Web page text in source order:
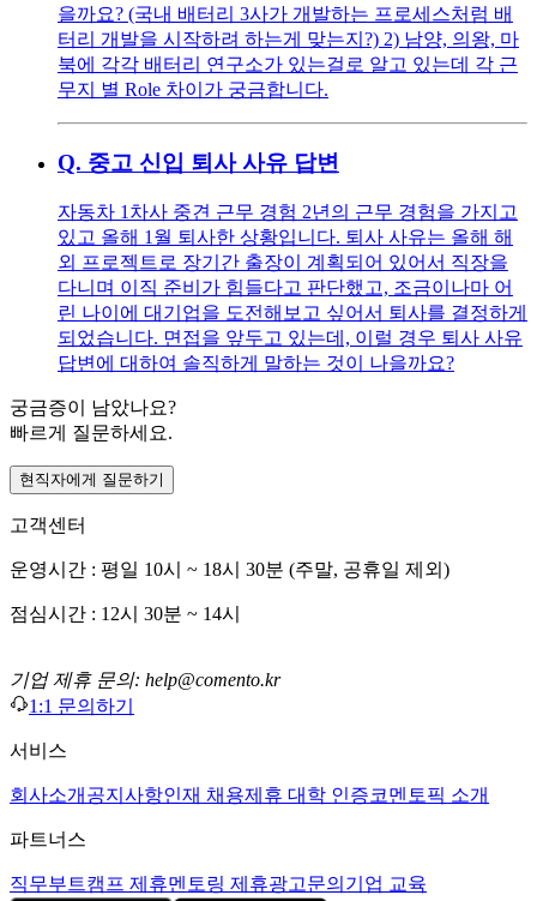
을까요? (국내 배터리 3사가 개발하는 프로세스처럼 배
터리 개발을 시작하려 하는게 맞는지?) 2) 남양, 의왕, 마
북에 각각 배터리 연구소가 있는걸로 알고 있는데 각 근
무지 별 Role 차이가 궁금합니다.
Q. 중고 신입 퇴사 사유 답변
자동차 1차사 중견 근무 경험 2년의 근무 경험을 가지고
있고 올해 1월 퇴사한 상황입니다. 퇴사 사유는 올해 해
외 프로젝트로 장기간 출장이 계획되어 있어서 직장을
다니며 이직 준비가 힘들다고 판단했고, 조금이나마 어
린 나이에 대기업을 도전해보고 싶어서 퇴사를 결정하게
되었습니다. 면접을 앞두고 있는데, 이럴 경우 퇴사 사유
답변에 대하여 솔직하게 말하는 것이 나을까요?
궁금증이 남았나요?
빠르게 질문하세요.
현직자에게 질문하기
고객센터
운영시간 : 평일 10시 ~ 18시 30분 (주말, 공휴일 제외)
점심시간 : 12시 30분 ~ 14시
기업 제휴 문의: help@comento.kr
1:1 문의하기
서비스
회사소개 공지사항인재 채용제휴 대학 인증코멘토픽 소개
파트너스
직무부트캠프 제휴멘토링 제휴광고문의 기업 교육